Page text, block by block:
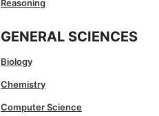
Reasoning
GENERAL SCIENCES
Biology
Chemistry
Computer Science